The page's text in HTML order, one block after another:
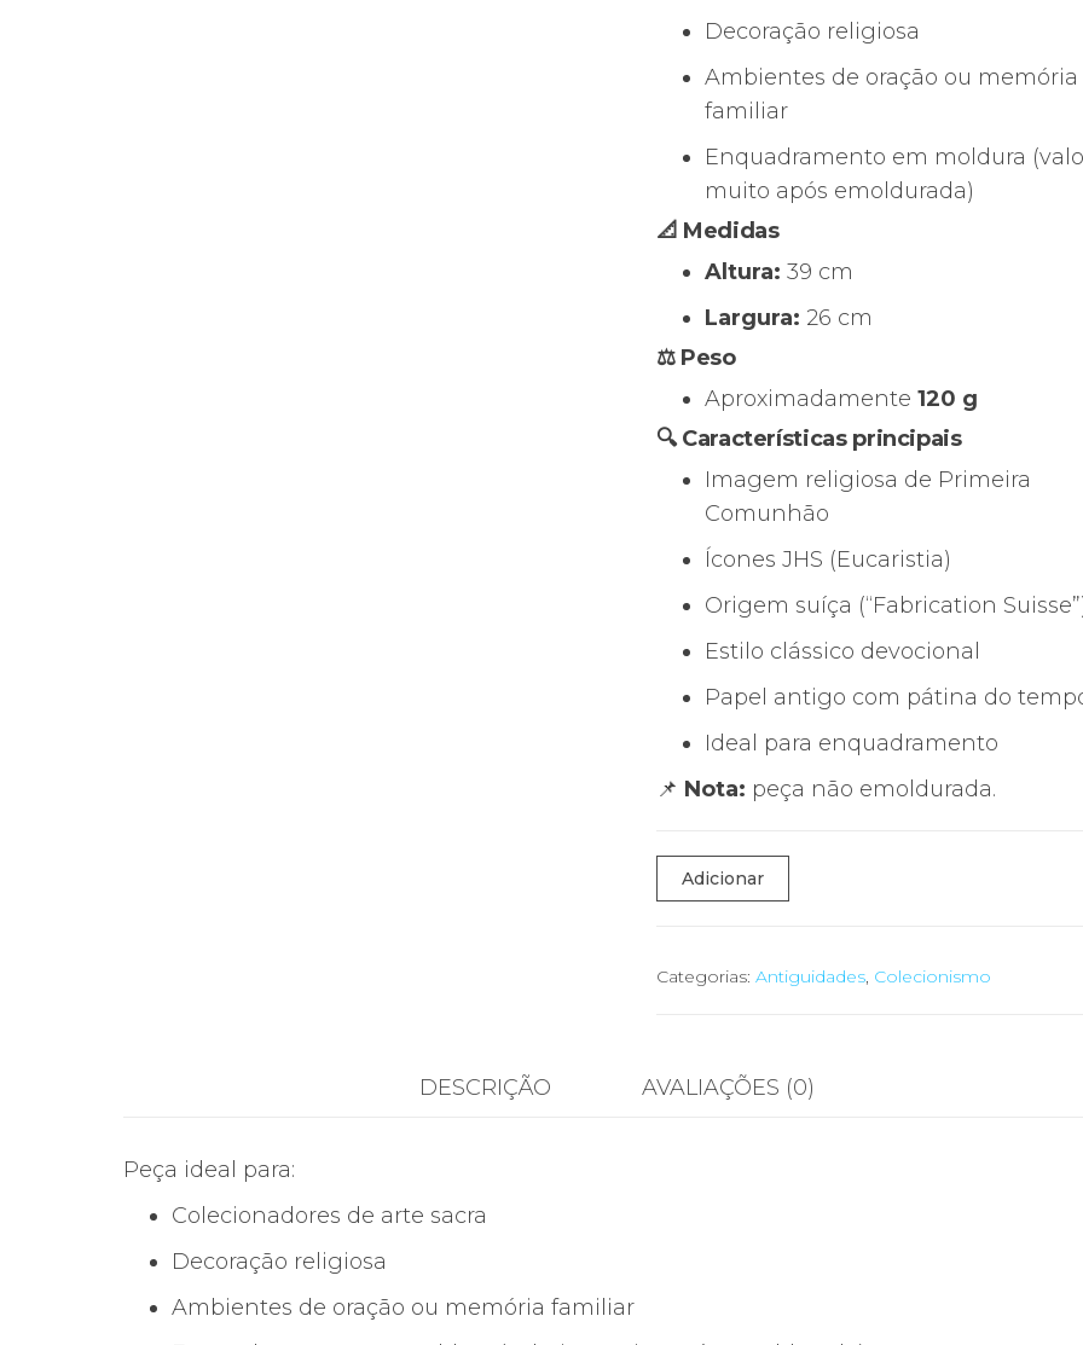
Decoração religiosa
Ambientes de oração ou memória
familiar
Enquadramento em moldura
muito após emoldurada)
📐 Medidas
Altura: 39 cm
Largura: 26 cm
⚖️ Peso
Aproximadamente 120 g
🔍 Características principais
Imagem religiosa de Primeira
Comunhão
Ícones JHS (Eucaristia)
Origem suíça (“Fabrication
Estilo clássico devocional
Papel antigo com pátina do
Ideal para enquadramento
📌 Nota: peça não emoldurada.
Quantidade
de
Imagem
–
Primeira
Adicionar
Categorias: Antiguidades, Colecionismo
DESCRIÇÃO AVALIAÇÕES (0)
Peça ideal para:
Colecionadores de arte sacra
Decoração religiosa
Ambientes de oração ou memória familiar